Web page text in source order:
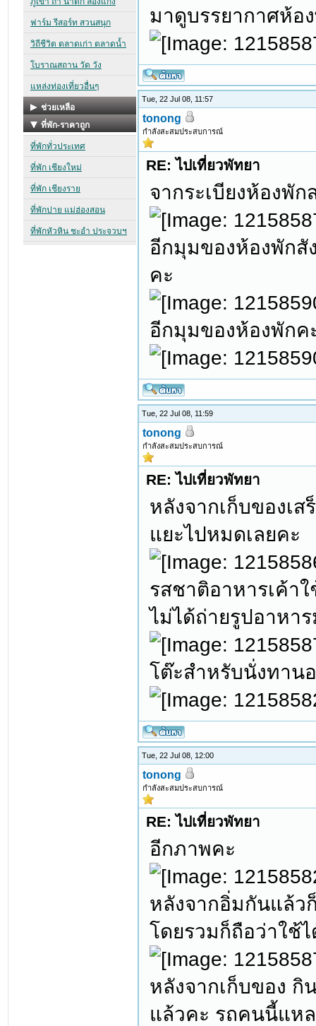
มาดูบรรยากาศห้อ
Tue, 22 Jul 08, 11:57
tonong
กำลังสะสมประสบการณ์
RE: ไปเที่ยวพัทยา
จากระเบียงห้องพั
อีกมุมของห้องพักสั
คะ
อีกมุมของห้องพักค
Tue, 22 Jul 08, 11:59
tonong
กำลังสะสมประสบการณ์
RE: ไปเที่ยวพัทยา
หลังจากเก็บของเ
แยะไปหมดเลยคะ
รสชาติอาหารเค้า
ไม่ได้ถ่ายรูปอาหา
โต๊ะสำหรับนั่งทาน
Tue, 22 Jul 08, 12:00
tonong
กำลังสะสมประสบการณ์
RE: ไปเที่ยวพัทยา
อีกภาพคะ
หลังจากอิ่มกันแล้ว
โดยรวมก็ถือว่าใช้
หลังจากเก็บของ กิ
แล้วคะ รถคนนี้แห